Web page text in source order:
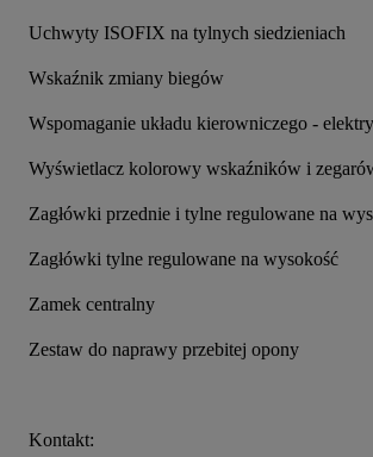
Uchwyty ISOFIX na tylnych siedzieniach
Wskaźnik zmiany biegów
Wspomaganie układu kierowniczego -
Wyświetlacz kolorowy wskaźników i
Zagłówki przednie i tylne regulowane na
Zagłówki tylne regulowane na wysokość
Zamek centralny
Zestaw do naprawy przebitej opony
Kontakt: